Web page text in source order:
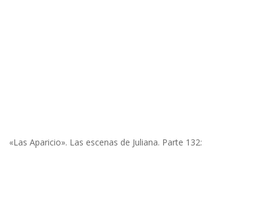
«Las Aparicio». Las escenas de Juliana. Parte 132: